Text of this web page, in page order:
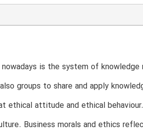
is the system of
groups to share and apply
ethical attitude and ethical
Business morals and ethics